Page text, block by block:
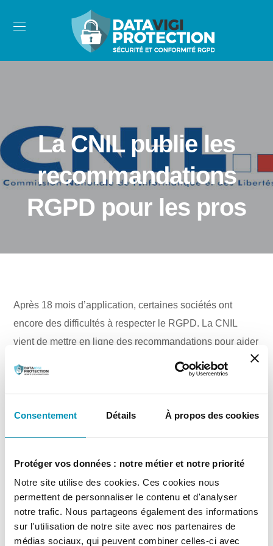
Consentement Détails À propos des cookies
Protéger vos données : notre métier et notre priorité
Notre site utilise des cookies. Ces cookies nous
permettent de personnaliser le contenu et d'analyser
notre trafic. Nous partageons également des informations
sur l'utilisation de notre site avec nos partenaires de
médias sociaux, qui peuvent combiner celles-ci avec
La CNIL publie les
recommandations
RGPD pour les pros
Après 18 mois d’application, certaines sociétés ont
encore des difficultés à respecter le RGPD. La CNIL
vient de mettre en ligne des recommandations pour aider
ouverte jusqu’au 25 février sur son projet de
recommandations pour des modalités de pratiques de
directrices publiées par la CNIL en juillet dernier, qui
visaient à synthétiser le droit applicable aux opérateurs
de lecture ou écriture dans le terminal d’un utilisateur,